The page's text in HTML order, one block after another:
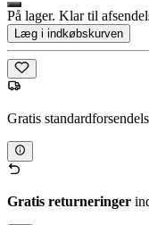
På lager. Klar til
Læg i indkøbskurven
Gratis
Gratis returneringer